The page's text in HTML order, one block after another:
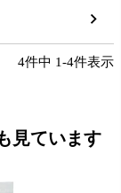
4件中 1-4件表示
見ています